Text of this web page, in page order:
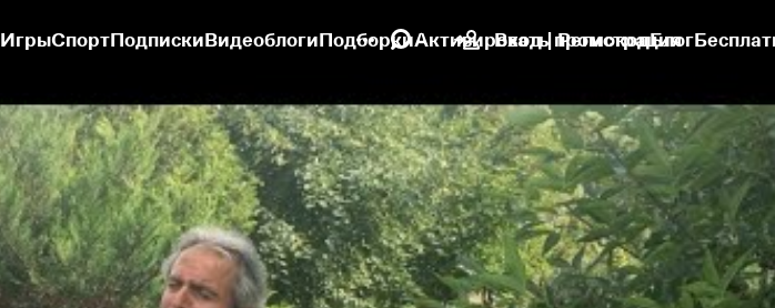
ИгрыСпортПодпискиВидеоблогиПодборкиАктивировать промокодБлог
Вход | Регистрация